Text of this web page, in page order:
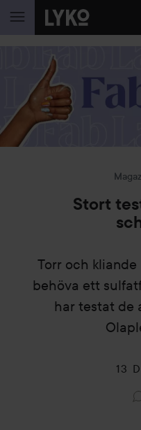
HOPPA TILL
Stort
Torr och
behöva ett
har testat de
13